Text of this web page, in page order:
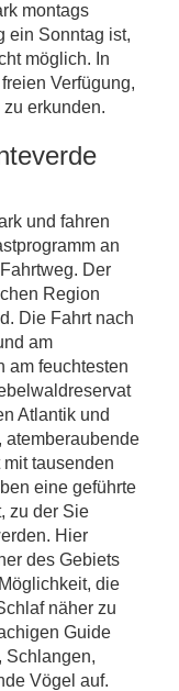
montags
ein Sonntag ist,
möglich. In
Verfügung,
erkunden.
und fahren
an
Der
Region
Die Fahrt nach
am
am feuchtesten
Atlantik und
atemberaubende
tausenden
eine geführte
zu der Sie
Hier
des Gebiets
die
näher zu
Guide
Schlangen,
Vögel auf.